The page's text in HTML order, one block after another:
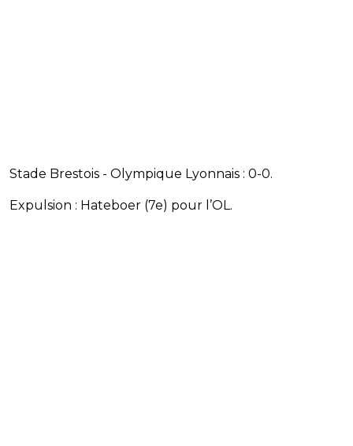
Stade Brestois - Olympique Lyonnais : 0-0.
Expulsion : Hateboer (7e) pour l’OL.